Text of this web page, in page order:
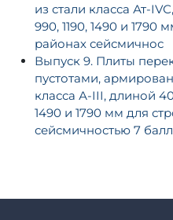
из стали класса Ат-
990, 1190, 1490 и 1790
районах сейсмичнос
Выпуск 9. Плиты
пустотами,
класса А-III, длиной
1490 и 1790 мм для
сейсмичностью 7